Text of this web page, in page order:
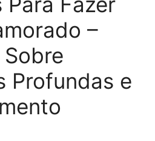
–
Profundas e